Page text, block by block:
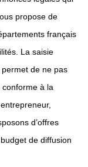
propose de
français
La saisie
permet de ne pas
à la
d’offres
de diffusion